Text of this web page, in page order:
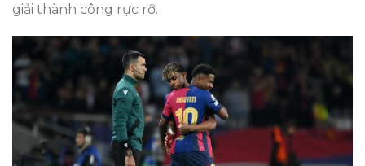
giải thành công rực rỡ.